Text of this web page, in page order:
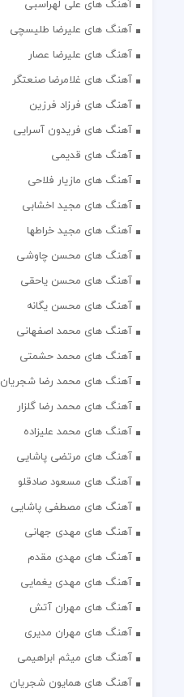
آهنگ های علی لهراسبی
آهنگ های علیرضا طلیسچی
آهنگ های علیرضا عصار
آهنگ های غلامرضا صنعتگر
آهنگ های فرزاد فرزین
آهنگ های فریدون آسرایی
آهنگ های قدیمی
آهنگ های مازیار فلاحی
آهنگ های مجید اخشابی
آهنگ های مجید خراطها
آهنگ های محسن چاوشی
آهنگ های محسن یاحقی
آهنگ های محسن یگانه
آهنگ های محمد اصفهانی
آهنگ های محمد حشمتی
آهنگ های محمد رضا شجریان
آهنگ های محمد رضا گلزار
آهنگ های محمد علیزاده
آهنگ های مرتضی پاشایی
آهنگ های مسعود صادقلو
آهنگ های مصطفی پاشایی
آهنگ های مهدی جهانی
آهنگ های مهدی مقدم
آهنگ های مهدی یغمایی
آهنگ های مهران آتش
آهنگ های مهران مدیری
آهنگ های میثم ابراهیمی
آهنگ های همایون شجریان